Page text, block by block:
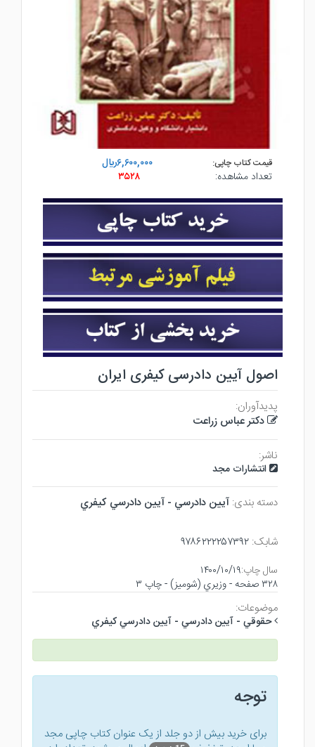
قیمت کتاب چاپی:
۶,۶۰۰,۰۰۰ريال
تعداد مشاهده:
۳۵۲۸
اصول آیین دادرسی کیفری ایران
پدیدآوران:
دکتر عباس زراعت
ناشر:
انتشارات مجد
دسته بندی: آيين دادرسي - آيين دادرسي كيفري
شابک: ۹۷۸۶۲۲۲۲۵۷۳۹۲
سال چاپ:۱۴۰۰/۱۰/۱۹
۳۲۸ صفحه - وزيري (شوميز) - چاپ ۳
موضوعات:
حقوقي - آيين دادرسي - آيين دادرسي كيفري
توجه
برای خرید بیش از دو جلد از یک عنوان کتاب‌ چاپی مجد